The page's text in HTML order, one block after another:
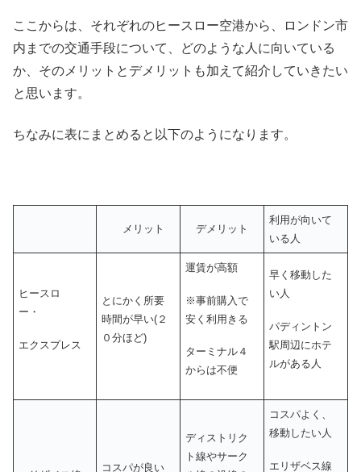
ここからは、それぞれのヒースロー空港から、ロンドン市
内までの交通手段について、どのような人に向いている
か、そのメリットとデメリットも加えて紹介していきたい
と思います。
ちなみに表にまとめると以下のようになります。
メリット デメリット
利用が向いて
いる人
ヒースロ
ー・
エクスプレス
とにかく所要
時間が早い(２
０分ほど)
運賃が高額
※事前購入で
安く利用きる
ターミナル４
からは不便
早く移動した
い人
パディントン
駅周辺にホテ
ルがある人
コスパが良い
ディストリク
ト線やサーク
コスパよく、
移動したい人
エリザベス線